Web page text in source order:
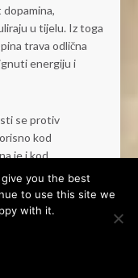
u tijelu. Iz toga
trava odlična
energiju i
se protiv
kod
je i kod
i
i šindre virus.
o
you the best
to use this site we
with it.